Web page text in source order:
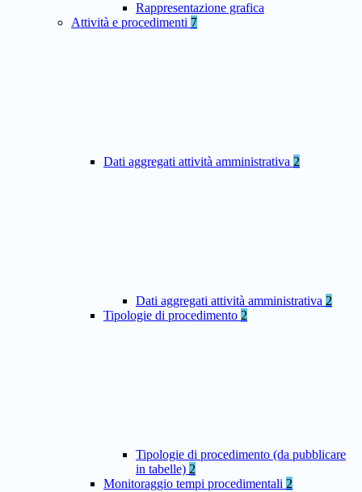
Rappresentazione grafica
Attività e procedimenti 7
Dati aggregati attività amministrativa 2
Dati aggregati attività amministrativa 2
Tipologie di procedimento 2
Tipologie di procedimento (da pubblicare
in tabelle) 2
Monitoraggio tempi procedimentali 2